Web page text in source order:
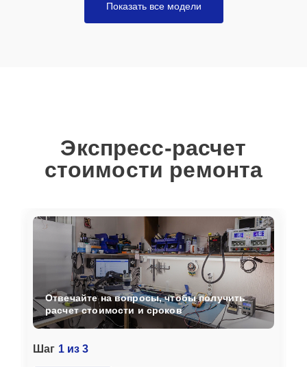
Показать все модели
Экспресс-расчет
стоимости ремонта
Шаг 1 из 3
Отвечайте на вопросы, чтобы получить
расчет стоимости и сроков